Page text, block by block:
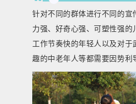
针对不同的群体进行不同的宣
力强、好奇心强、可塑性强的
工作节奏快的年轻人以及对于
趣的中老年人等都需要因势利